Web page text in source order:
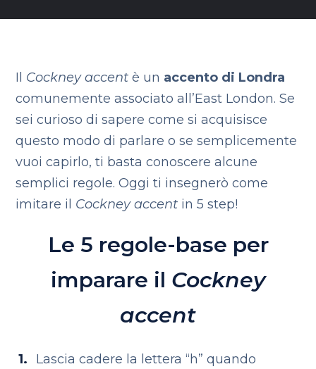
Il Cockney accent è un accento di Londra
comunemente associato all’East London. Se
sei curioso di sapere come si acquisisce
questo modo di parlare o se semplicemente
vuoi capirlo, ti basta conoscere alcune
semplici regole. Oggi ti insegnerò come
imitare il Cockney accent in 5 step!
Le 5 regole-base per
imparare il Cockney
accent
Lascia cadere la lettera “h” quando